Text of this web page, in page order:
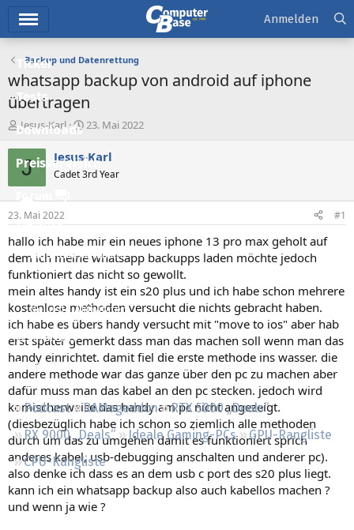
Ticker
Tests
Downloads
Preisvergleich
Forum
Aktuelles
Empfohlene Inhalte
Neue Beiträge
Neueste Aktivitäten
Leserartikel
Regeln
Podcast RAMageddon
RTX 5000 „Deals“
RX 9000 „Deals“
Ideale Gaming-PCs
GPU-Rangliste
CPU-Rangliste
Anmelden
Backup und Datenrettung
whatsapp backup von android auf iphone
übertragen
E
r
s
t
e
r
Jesus-Karl
E
s
e
t
a
23. Mai 2022
J Jesus-Karl
Cadet 3rd Year
23. Mai 2022 #1
hallo ich habe mir ein neues iphone 13 pro max geholt auf
dem ich meine whatsapp backupps laden möchte jedoch
funktioniert das nicht so gewollt.
mein altes handy ist ein s20 plus und ich habe schon mehrere
kostenlose methoden versucht die nichts gebracht haben.
ich habe es übers handy versucht mit "move to ios" aber hab
erst später gemerkt dass man das machen soll wenn man das
handy einrichtet. damit fiel die erste methode ins wasser. die
andere methode war das ganze über den pc zu machen aber
dafür muss man das kabel an den pc stecken. jedoch wird
komischerweise das handy am pc nicht angezeigt.
(diesbezüglich habe ich schon so ziemlich alle methoden
durch um das zu umgehen damit es funktioniert sprich
anderes kabel, usb-debugging anschalten und anderer pc).
also denke ich dass es an dem usb c port des s20 plus liegt.
kann ich ein whatsapp backup also auch kabellos machen ?
und wenn ja wie ?